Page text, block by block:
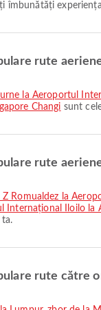
îmbunătăți
rute
la Aeroportul
Changi sunt
rute
Z Romualdez la
Internațional Iloilo
ta.
rute către